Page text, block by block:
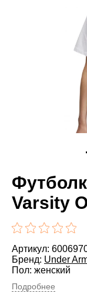
Varsity
Артикул:
Бренд: Under
Пол: женский
Подробнее